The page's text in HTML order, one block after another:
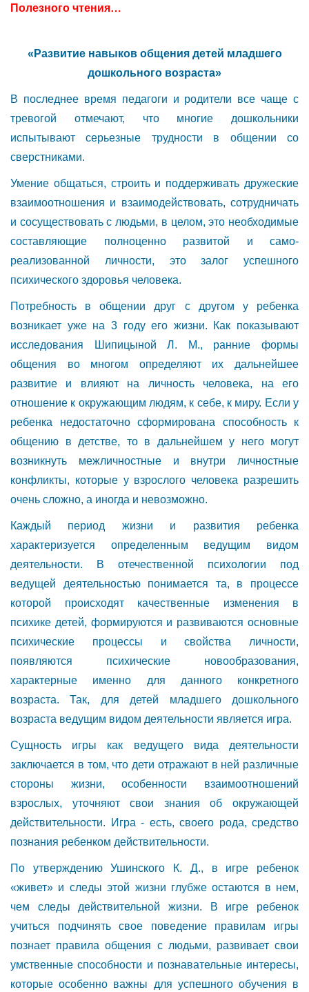
Полезного чтения…
«Развитие навыков общения детей младшего
дошкольного возраста»
В последнее время педагоги и родители все чаще с
тревогой отмечают, что многие дошкольники
испытывают серьезные трудности в общении со
сверстниками.
Умение общаться, строить и поддерживать дружеские
взаимоотношения и взаимодействовать, сотрудничать
и сосуществовать с людьми, в целом, это необходимые
составляющие полноценно развитой и само-
реализованной личности, это залог успешного
психического здоровья человека.
Потребность в общении друг с другом у ребенка
возникает уже на 3 году его жизни. Как показывают
исследования Шипицыной Л. М., ранние формы
общения во многом определяют их дальнейшее
развитие и влияют на личность человека, на его
отношение к окружающим людям, к себе, к миру. Если у
ребенка недостаточно сформирована способность к
общению в детстве, то в дальнейшем у него могут
возникнуть межличностные и внутри личностные
конфликты, которые у взрослого человека разрешить
очень сложно, а иногда и невозможно.
Каждый период жизни и развития ребенка
характеризуется определенным ведущим видом
деятельности. В отечественной психологии под
ведущей деятельностью понимается та, в процессе
которой происходят качественные изменения в
психике детей, формируются и развиваются основные
психические процессы и свойства личности,
появляются психические новообразования,
характерные именно для данного конкретного
возраста. Так, для детей младшего дошкольного
возраста ведущим видом деятельности является игра.
Сущность игры как ведущего вида деятельности
заключается в том, что дети отражают в ней различные
стороны жизни, особенности взаимоотношений
взрослых, уточняют свои знания об окружающей
действительности. Игра - есть, своего рода, средство
познания ребенком действительности.
По утверждению Ушинского К. Д., в игре ребенок
«живет» и следы этой жизни глубже остаются в нем,
чем следы действительной жизни. В игре ребенок
учиться подчинять свое поведение правилам игры
познает правила общения с людьми, развивает свои
умственные способности и познавательные интересы,
которые особенно важны для успешного обучения в